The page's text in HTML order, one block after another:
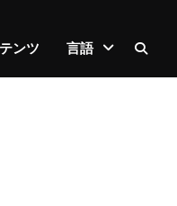
ンツ 言語